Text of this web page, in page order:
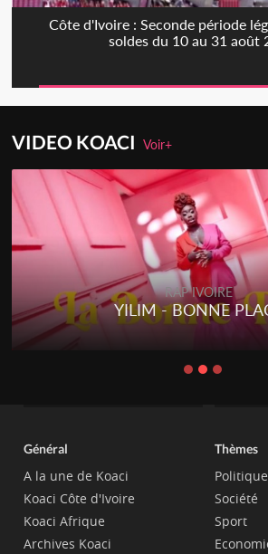
Côte d'Ivoire : Seconde période
soldes du 10 au 31 août
VIDEO KOACIVoir+
RAP IVOIRE
YILIM - BONNE
Général
A la une de Koaci
Koaci Côte d'Ivoire
Koaci Afrique
Archives Koaci
Thèmes
Politique
Société
Sport